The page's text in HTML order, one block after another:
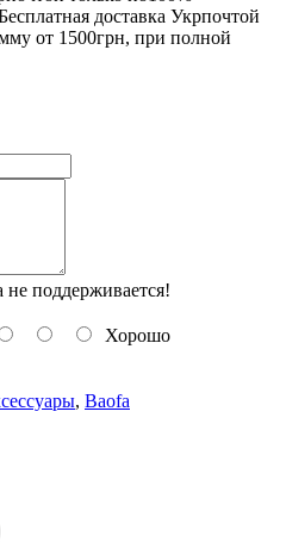
доставка Укрпочтой
от 1500грн, при полной
не поддерживается!
Хорошо
, Baofa